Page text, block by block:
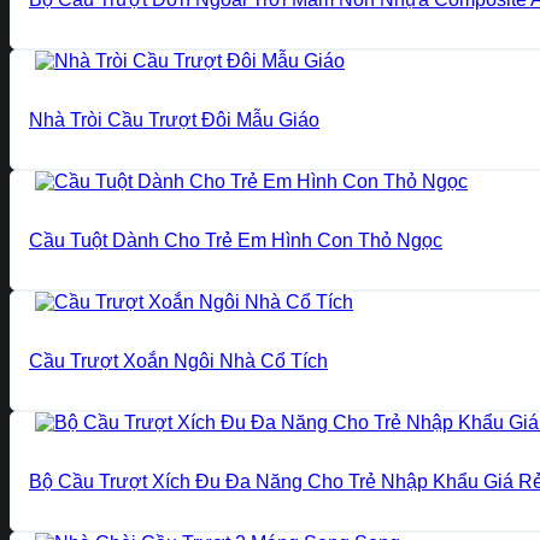
Nhà Tròi Cầu Trượt Đôi Mẫu Giáo
Cầu Tuột Dành Cho Trẻ Em Hình Con Thỏ Ngọc
Cầu Trượt Xoắn Ngôi Nhà Cổ Tích
Bộ Cầu Trượt Xích Đu Đa Năng Cho Trẻ Nhập Khẩu Giá